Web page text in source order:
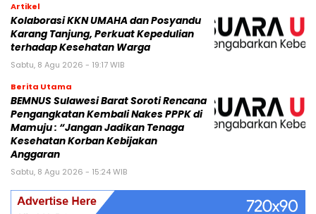
Artikel
Kolaborasi KKN UMAHA dan Posyandu
Karang Tanjung, Perkuat Kepedulian
terhadap Kesehatan Warga
Sabtu, 8 Agu 2026 - 19:17 WIB
Berita Utama
BEMNUS Sulawesi Barat Soroti Rencana
Pengangkatan Kembali Nakes PPPK di
Mamuju : “Jangan Jadikan Tenaga
Kesehatan Korban Kebijakan
Anggaran
Sabtu, 8 Agu 2026 - 15:24 WIB